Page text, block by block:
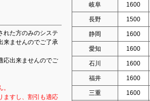
れた方のみのシステ
来ませんのでご了承
応出来ませんのでご
ますし、割引も適応
岐阜 1600
長野 1500
静岡 1600
愛知 1600
石川 1600
福井 1600
三重 1600